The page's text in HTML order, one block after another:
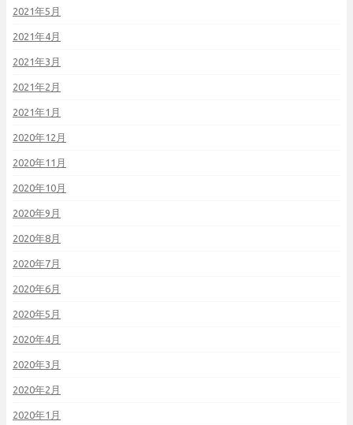
2021年5月
2021年4月
2021年3月
2021年2月
2021年1月
2020年12月
2020年11月
2020年10月
2020年9月
2020年8月
2020年7月
2020年6月
2020年5月
2020年4月
2020年3月
2020年2月
2020年1月